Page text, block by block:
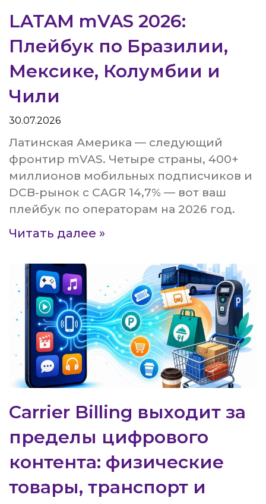
LATAM mVAS 2026:
Плейбук по Бразилии,
Мексике, Колумбии и
Чили
30.07.2026
Латинская Америка — следующий
фронтир mVAS. Четыре страны, 400+
миллионов мобильных подписчиков и
DCB-рынок с CAGR 14,7% — вот ваш
плейбук по операторам на 2026 год.
Читать далее »
Carrier Billing выходит за
пределы цифрового
контента: физические
товары, транспорт и